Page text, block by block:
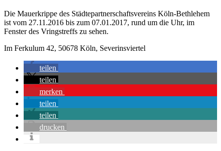
Die Mauerkrippe des Städtepartnerschaftsvereins Köln-Bethlehem
ist vom 27.11.2016 bis zum 07.01.2017, rund um die Uhr, im
Fenster des Vringstreffs zu sehen.
Im Ferkulum 42, 50678 Köln, Severinsviertel
teilen
teilen
merken
teilen
teilen
drucken